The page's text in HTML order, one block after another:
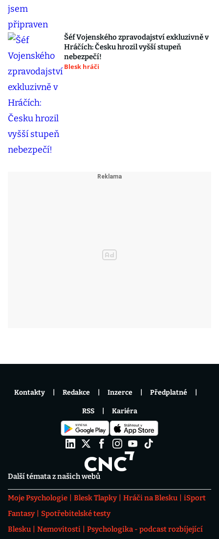
Šéf Vojenského zpravodajství exkluzivně v
Hráčích: Česku hrozil vyšší stupeň
nebezpečí!
Blesk hráči
Další témata z našich webů
Moje Psychologie Blesk Tlapky Hráči na Blesku
iSport
Fantasy
Spotřebitelské testy
Blesku
Nemovitosti
Psychologika - podcast rozbíjející
Kontakty Redakce Inzerce Předplatné
RSS Kariéra